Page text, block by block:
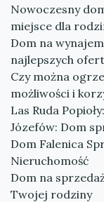
Nowoczesny
miejsce dla
Dom na
najlepszych
Czy można
możliwości i
Las Ruda
Józefów: Dom
Dom Falenica
Nieruchomość
Dom na
Twojej rodziny